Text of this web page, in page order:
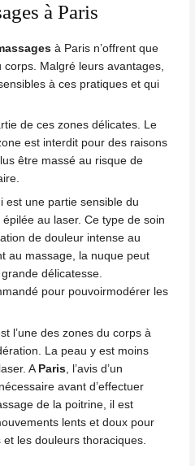
à Paris
à Paris n’offrent que
Malgré leurs avantages,
à ces pratiques et qui
de ces zones délicates. Le
est interdit pour des raisons
être massé au risque de
est une partie sensible du
au laser. Ce type de soin
de douleur intense au
au massage, la nuque peut
délicatesse.
pour pouvoirmodérer les
l’une deszones du corps à
La peau y est moins
A Paris, l’avis d’un
avant d’effectuer
de la poitrine, il est
lents et doux pour
les douleurs thoraciques.